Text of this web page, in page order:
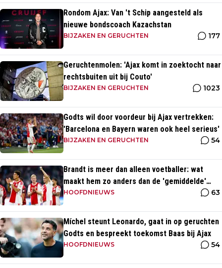
Rondom Ajax: Van 't Schip aangesteld als
nieuwe bondscoach Kazachstan
BIJZAKEN EN GERUCHTEN 177
Geruchtenmolen: 'Ajax komt in zoektocht naar
rechtsbuiten uit bij Couto'
BIJZAKEN EN GERUCHTEN 1023
Godts wil door voordeur bij Ajax vertrekken:
'Barcelona en Bayern waren ook heel serieus'
BIJZAKEN EN GERUCHTEN 54
Brandt is meer dan alleen voetballer: wat
maakt hem zo anders dan de 'gemiddelde'
voetballer?
HOOFDNIEUWS 63
Míchel steunt Leonardo, gaat in op geruchten
Godts en bespreekt toekomst Baas bij Ajax
HOOFDNIEUWS 54